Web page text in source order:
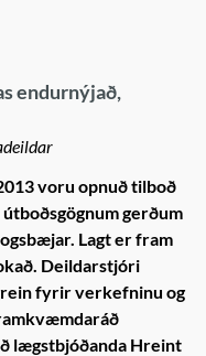
endurnýjað,
voru opnuð tilboð
gerðum
Lagt er fram
Deildarstjóri
fyrir verkefninu og
lægstbjóðanda Hreint